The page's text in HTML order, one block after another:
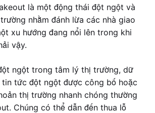
là một động thái đột ngột và
nhằm đánh lừa các nhà giao
xu hướng đang nổi lên trong khi
vậy.
ngột trong tâm lý thị trường, dữ
tức đột ngột được công bố hoặc
thị trường nhanh chóng thường
Chúng có thể dẫn đến thua lỗ